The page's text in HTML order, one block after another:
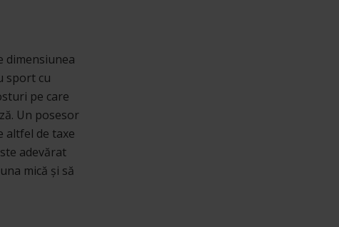
dimensiunea
sport cu
pe care
Un posesor
altfel de taxe
adevărat
mică și să